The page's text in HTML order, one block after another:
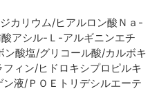
カリウム/ヒアルロン酸Ｎａ-
アシル-Ｌ-アルギニンエチ
酸塩/グリコール酸/カルボキ
ィン/ヒドロキシプロピルキ
液/ＰＯＥトリデシルエーテ